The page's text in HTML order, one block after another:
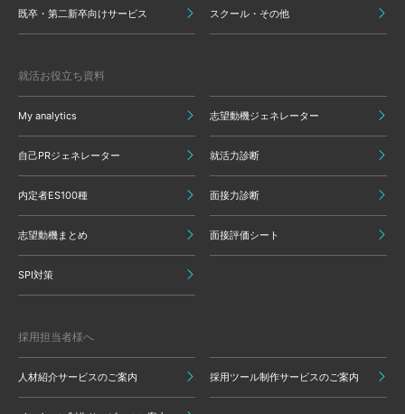
既卒・第二新卒向けサービス スクール・その他
就活お役立ち資料
My analytics 志望動機ジェネレーター
自己PRジェネレーター 就活力診断
内定者ES100種 面接力診断
志望動機まとめ 面接評価シート
SPI対策
採用担当者様へ
人材紹介サービスのご案内 採用ツール制作サービスのご案内